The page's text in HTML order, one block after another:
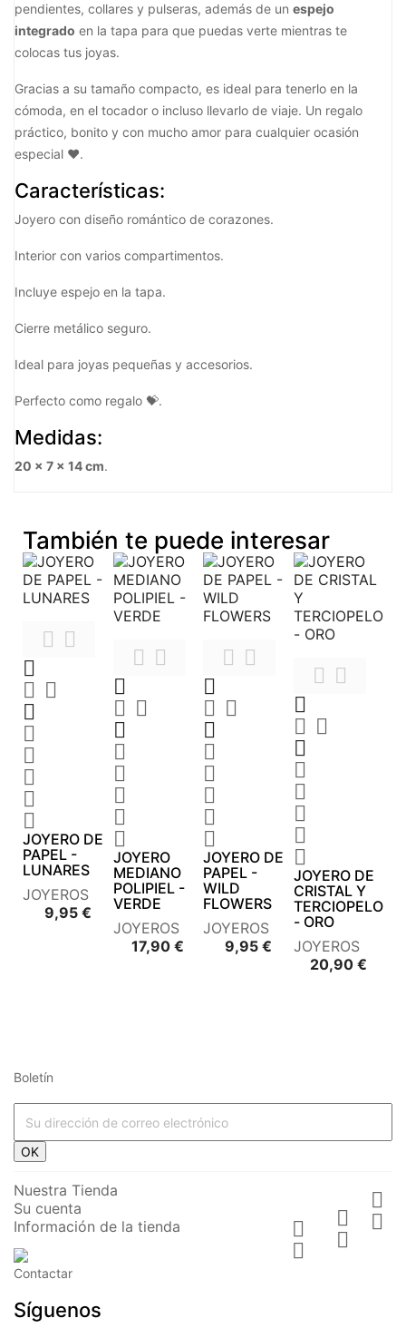
pendientes, collares y pulseras, además de un espejo
integrado en la tapa para que puedas verte mientras te
colocas tus joyas.
Gracias a su tamaño compacto, es ideal para tenerlo en la
cómoda, en el tocador o incluso llevarlo de viaje. Un regalo
práctico, bonito y con mucho amor para cualquier ocasión
especial ❤️.
Características:
Joyero con diseño romántico de corazones.
Interior con varios compartimentos.
Incluye espejo en la tapa.
Cierre metálico seguro.
Ideal para joyas pequeñas y accesorios.
Perfecto como regalo 💝.
Medidas:
20 x 7 x 14 cm.
También te puede interesar











JOYERO DE
PAPEL -
LUNARES
JOYEROS
9,95 €Precio











JOYERO
MEDIANO
POLIPIEL -
VERDE
JOYEROS
17,90 € Precio











JOYERO DE
PAPEL -
WILD
FLOWERS
JOYEROS
9,95 €Precio











JOYERO DE
CRISTAL Y
TERCIOPELO
- ORO
JOYEROS
20,90 €
Boletín
OK
Nuestra Tienda


Su cuenta


Información de la tienda


Contactar
Síguenos